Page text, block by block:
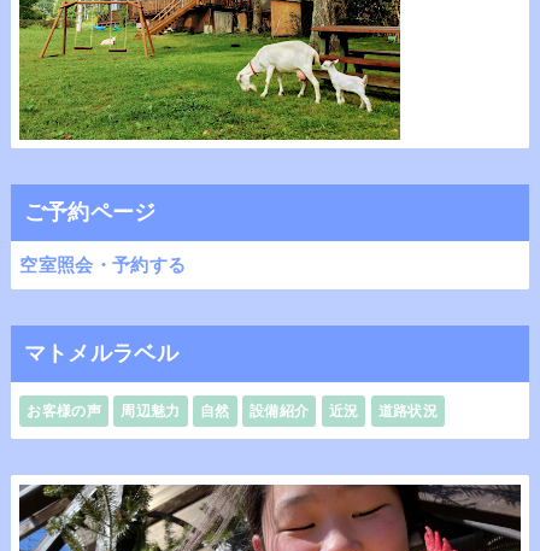
ご予約ページ
空室照会・予約する
マトメルラベル
お客様の声 周辺魅力 自然 設備紹介 近況 道路状況